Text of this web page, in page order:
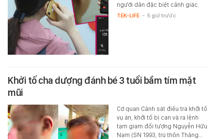
người dân đặc biệt cảnh giác.
TEK-LIFE - 5 giờ trước
Khởi tố cha dượng đánh bé 3 tuổi bầm tím mặt
mũi
Cơ quan Cảnh sát điều tra khởi tố
vụ án, khởi tố bị can và ra lệnh
tạm giam đối tượng Nguyễn Hữu
Nam (SN 1993, trú thôn Thăng…